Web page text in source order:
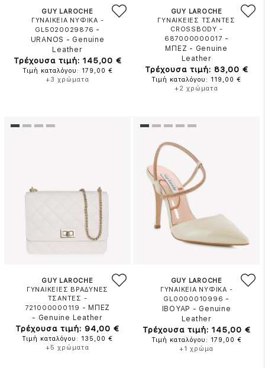
GUY LAROCHE
ΓΥΝΑΙΚΕΙΑ ΝΥΦΙΚΑ -
GL5020029876 -
URANOS - Genuine
Leather
Τρέχουσα τιμή: 145,00 €
Τιμή καταλόγου: 179,00 €
+3 χρώματα
GUY LAROCHE
ΓΥΝΑΙΚΕΙΕΣ ΤΣΑΝΤΕΣ
CROSSBODY -
687000000017 -
ΜΠΕΖ - Genuine
Leather
Τρέχουσα τιμή: 83,00 €
Τιμή καταλόγου: 119,00 €
+2 χρώματα
GUY LAROCHE
ΓΥΝΑΙΚΕΙΕΣ ΒΡΑΔΥΝΕΣ
ΤΣΑΝΤΕΣ -
721000000119 - ΜΠΕΖ
- Genuine Leather
Τρέχουσα τιμή: 94,00 €
Τιμή καταλόγου: 135,00 €
+5 χρώματα
GUY LAROCHE
ΓΥΝΑΙΚΕΙΑ ΝΥΦΙΚΑ -
GL0000010996 -
ΙΒΟΥΑΡ - Genuine
Leather
Τρέχουσα τιμή: 145,00 €
Τιμή καταλόγου: 179,00 €
+1 χρώμα